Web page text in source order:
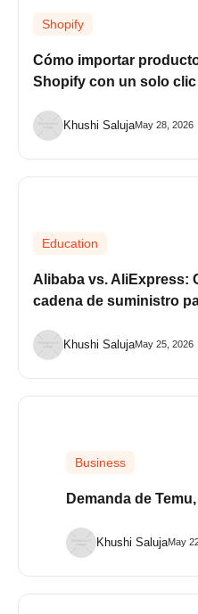
Shopify
Cómo importar
Shopify con un solo
Khushi SalujaMay 28, 2026
Education
Alibaba vs. AliExpress:
cadena de suministro
Khushi SalujaMay 25, 2026
Business
Demanda de
Khushi SalujaMay